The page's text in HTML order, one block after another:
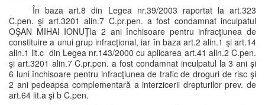
În baza art.8 din Legea nr.39/2003 raportat la art.323
C.pen. şi art.3201 alin.7 C.pr.pen. a fost condamnat inculpatul
OŞAN MIHAI IONUŢla 2 ani închisoare pentru infracţiunea de
constituire a unui grup infracţional, iar în baza art.2 alin.1 şi art.14
alin.1 lit.c din Legea nr.143/2000 cu aplicarea art.41 alin.2 C.pen.
şi art.3201 alin.7 C.pr.pen. a fost condamnat inculpatul la 3 ani şi
6 luni închisoare pentru infracţiunea de trafic de droguri de risc şi
2 ani pedeapsa complementară a interzicerii drepturilor prev. de
art.64 lit.a şi b C.pen.